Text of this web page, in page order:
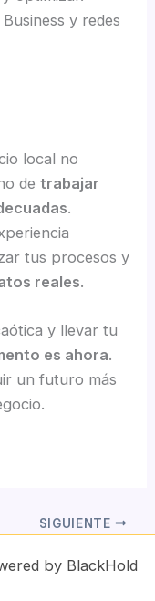
y redes
local no
detrabajar
.
tus procesos y
reales.
y llevar tu
es ahora.
un futuro más
SIGUIENTE
by BlackHold